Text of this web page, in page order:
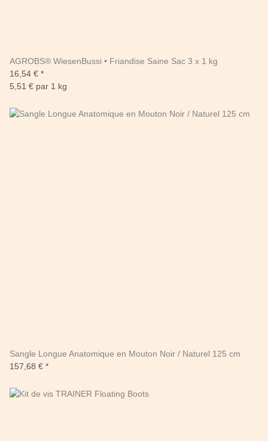
AGROBS® WiesenBussi • Friandise Saine Sac 3 x 1 kg
16,54 € *
5,51 € par 1 kg
Sangle Longue Anatomique en Mouton Noir / Naturel 125 cm
157,68 € *